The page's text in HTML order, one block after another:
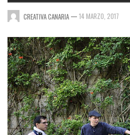
CREATIVA CANARIA — 14 MARZO, 2017